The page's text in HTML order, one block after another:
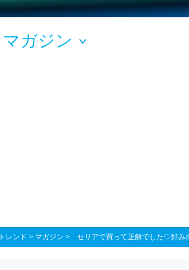
マガジン
トレンド > マガジン > セリアで買って正解でした♡好み